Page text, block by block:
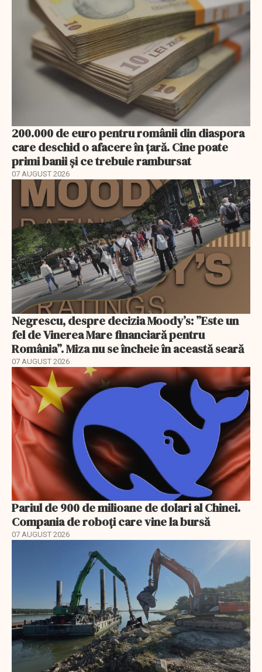
200.000 de euro pentru românii din diaspora
care deschid o afacere în țară. Cine poate
primi banii și ce trebuie rambursat
07 AUGUST 2026
Negrescu, despre decizia Moody’s: ”Este un
fel de Vinerea Mare financiară pentru
România”. Miza nu se încheie în această seară
07 AUGUST 2026
Pariul de 900 de milioane de dolari al Chinei.
Compania de roboți care vine la bursă
07 AUGUST 2026